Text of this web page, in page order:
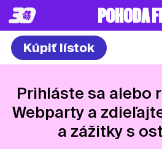
POHODA
Kúpiť lístok
Prihláste sa alebo
Webparty a
a zážitky s